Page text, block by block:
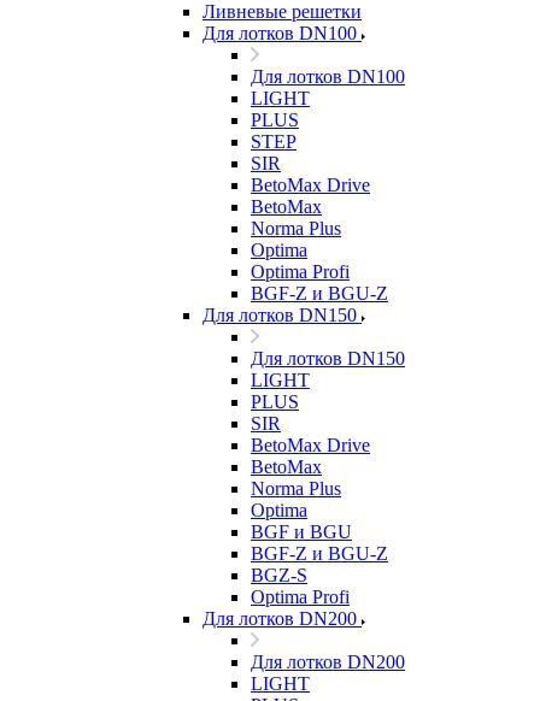
Ливневые решетки
Для лотков DN100
Для лотков DN100
LIGHT
PLUS
STEP
SIR
BetoMax Drive
BetoMax
Norma Plus
Optima
Optima Profi
BGF-Z и BGU-Z
Для лотков DN150
Для лотков DN150
LIGHT
PLUS
SIR
BetoMax Drive
BetoMax
Norma Plus
Optima
BGF и BGU
BGF-Z и BGU-Z
BGZ-S
Optima Profi
Для лотков DN200
Для лотков DN200
LIGHT